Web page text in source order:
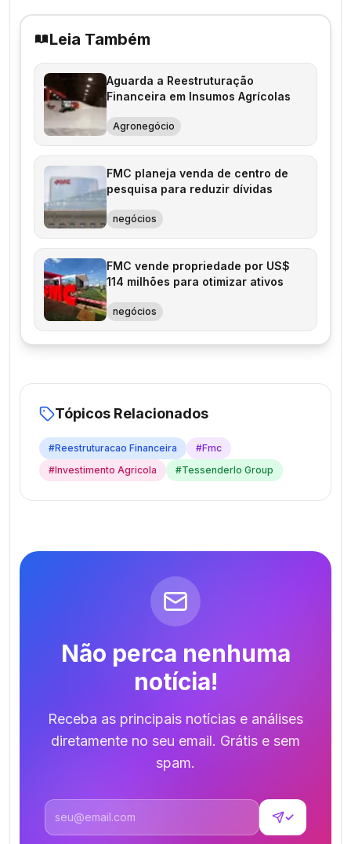
Leia Também
Aguarda a Reestruturação
Financeira em Insumos Agrícolas
Agronegócio
FMC planeja venda de centro de
pesquisa para reduzir dívidas
negócios
FMC vende propriedade por US$
114 milhões para otimizar ativos
negócios
Tópicos Relacionados
#Reestruturacao Financeira #Fmc
#Investimento Agricola #Tessenderlo Group
Não perca nenhuma
notícia!
Receba as principais notícias e análises
diretamente no seu email. Grátis e sem
spam.
Endereço de email
✓